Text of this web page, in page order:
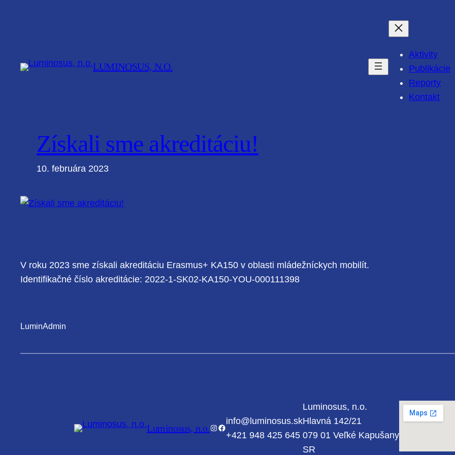
LUMINOSUS, N.O.
Aktivity
Publikácie
Reporty
Kontakt
Získali sme akreditáciu!
10. februára 2023
V roku 2023 sme získali akreditáciu Erasmus+ KA150 v oblasti mládežníckych mobilít.
Identifikačné číslo akreditácie: 2022-1-SK02-KA150-YOU-000111398
LuminAdmin
Luminosus, n.o.Instagram
Facebook
info@luminosus.sk
+421 948 425 645
Luminosus, n.o.
Hlavná 142/21
079 01 Veľké Kapušany
SR